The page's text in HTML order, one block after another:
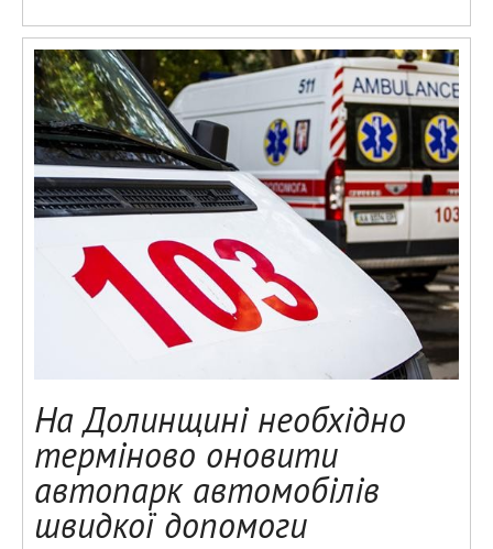
На Долинщині необхідно
терміново оновити
автопарк автомобілів
швидкої допомоги